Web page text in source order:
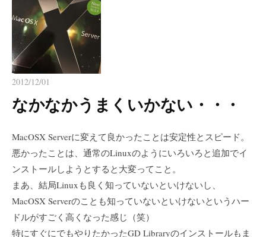
ス
キ
ッ
プ
2012/12/01
なかなかうまくいかない・・・
MacOSX Serverに変えて良かったことは安定性とスピード。
悪かったことは、通常のLinuxのようにいろいろと追加でイ
ンストールしようとすると大変ってこと。
まあ、結局Linuxも良く知っていないといけないし、
MacOSX Serverのことも知っていないといけないというハー
ドルがすごく高くなった感じ（笑）
特にすぐにでもやりたかったGD Libraryのインストールもま